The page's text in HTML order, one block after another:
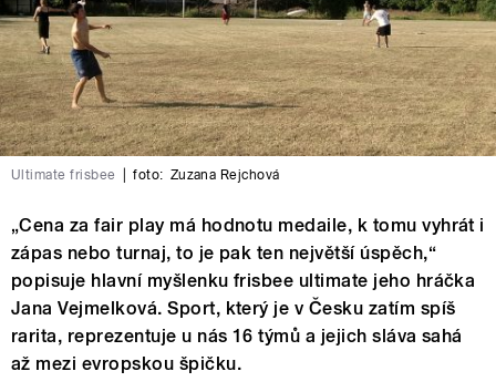
Ultimate frisbee foto: Zuzana Rejchová
„Cena za fair play má hodnotu medaile, k tomu vyhrát i
zápas nebo turnaj, to je pak ten největší úspěch,“
popisuje hlavní myšlenku frisbee ultimate jeho hráčka
Jana Vejmelková. Sport, který je v Česku zatím spíš
rarita, reprezentuje u nás 16 týmů a jejich sláva sahá
až mezi evropskou špičku.